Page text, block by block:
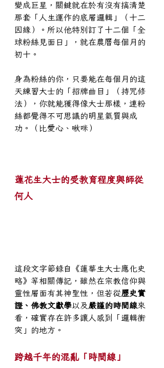
變成巨星，關鍵就在於有沒有搞清楚
那套「人生運作的底層邏輯」（十二
因緣）。所以他特別訂了十二個「全
球粉絲見面日」，就在農曆每個月的
初十。
身為粉絲的你，只要能在每個月的這
天練習大士的「招牌曲目」（持咒修
法），你就能獲得像大士那樣，連粉
絲都覺得不可思議的明星氣質與成
功。（比愛心、啾咪）
蓮花生大士的受教育程度與師從
何人
這段文字節錄自《蓮華生大士應化史
略》等相關傳記，雖然在宗教信仰與
靈性層面有其神聖性，但若從歷史實
證、佛教文獻學以及 嚴謹的時間線來
看，確實存在許多讓人感到「邏輯衝
突」的地方。
跨越千年的混亂「時間線」